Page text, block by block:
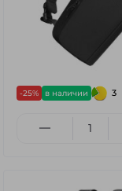
-25% в наличии 3